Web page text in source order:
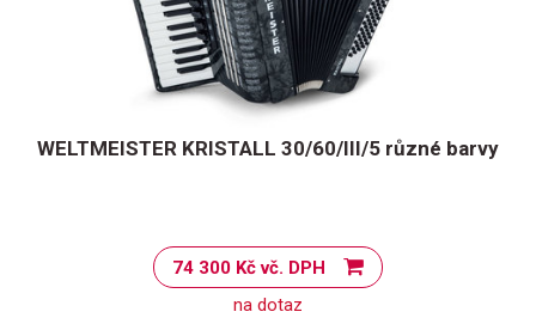
WELTMEISTER KRISTALL 30/60/III/5 různé barvy
74 300 Kč vč. DPH
na dotaz